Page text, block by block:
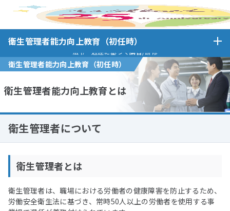
ホーム 衛生管理者能力向上教育（初任時）
衛生管理者能力向上教育（初任時）
法令・通達に基づく講習/研修
衛生管理者能力向上教育（初任時）
衛生管理者能力向上教育とは
衛生管理者について
衛生管理者とは
衛生管理者は、職場における労働者の健康障害を防止するため、
労働安全衛生法に基づき、常時50人以上の労働者を使用する事